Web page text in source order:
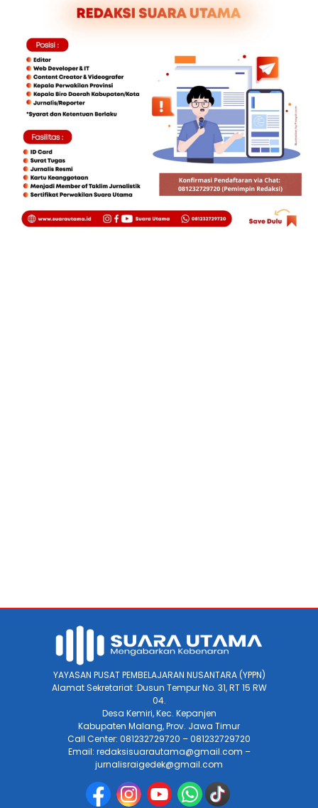
YAYASAN PUSAT PEMBELAJARAN NUSANTARA (YPPN)
Alamat Sekretariat :Dusun Tempur No. 31, RT 15 RW
04.
Desa Kemiri, Kec. Kepanjen
Kabupaten Malang, Prov. Jawa Timur
Call Center: 081232729720 – 081232729720
Email: redaksisuarautama@gmail.com –
jurnalisraigedek@gmail.com